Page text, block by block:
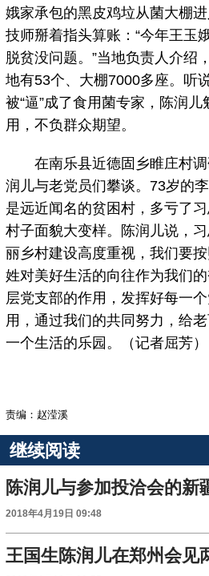
娥家承包的黑皮鸡垃从菌大棚
技师掰着指头算账：“今年王玉
脱贫没问题。”当地负责人介绍
地有53个、大棚7000多座。听
被“逼”成了食用菌专家，陈润
用，不负群众期望。
在南乐县近德固乡睢庄村调
润儿与老党员们攀谈。73岁的
是远近闻名的贫困村，多亏了
村子面貌大变样。陈润儿说，
丽乡村建设高度重视，我们要
姓对美好生活的向往作为我们
层党支部的作用，发挥好每一个
用，通过我们的共同努力，给
一个生活的乐园。（记者屈芳）
责编：赵滢溪
继续阅读
陈润儿与参加投洽会的新
2018年4月19日 09:48